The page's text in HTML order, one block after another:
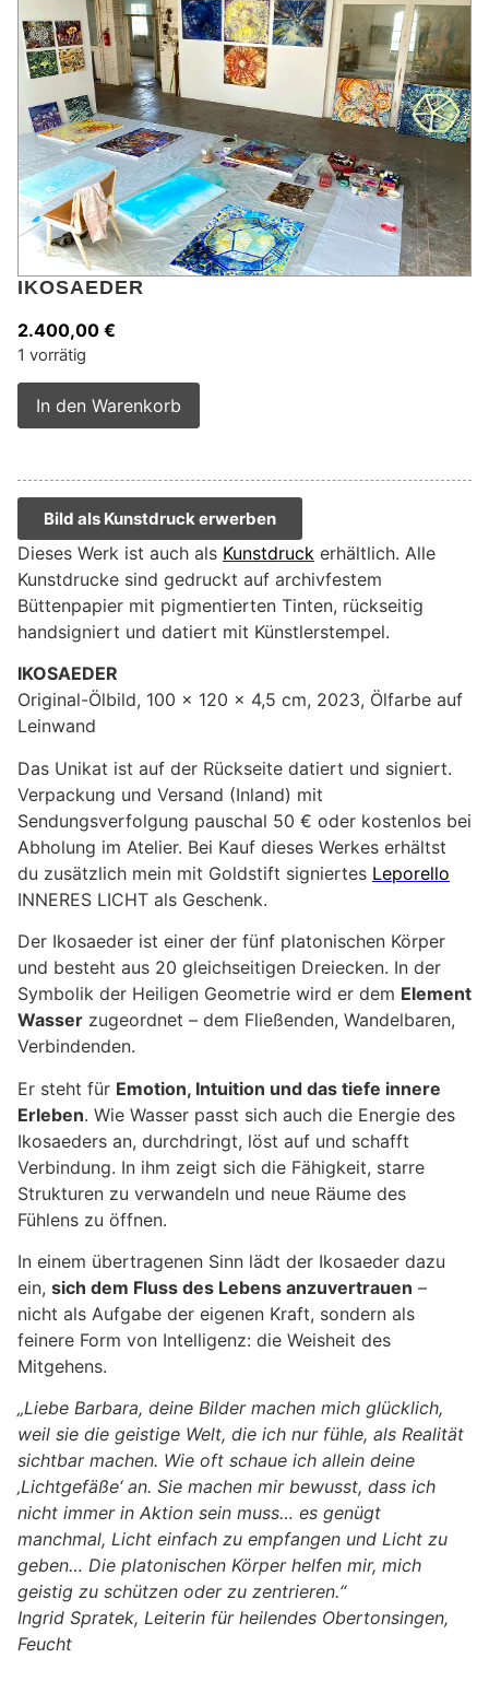
IKOSAEDER
2.400,00 €
1 vorrätig
In den Warenkorb
Bild als Kunstdruck erwerben
Dieses Werk ist auch als Kunstdruck erhältlich. Alle
Kunstdrucke sind gedruckt auf archivfestem
Büttenpapier mit pigmentierten Tinten, rückseitig
handsigniert und datiert mit Künstlerstempel.
IKOSAEDER
Original-Ölbild, 100 x 120 x 4,5 cm, 2023, Ölfarbe auf
Leinwand
Das Unikat ist auf der Rückseite datiert und signiert.
Verpackung und Versand (Inland) mit
Sendungsverfolgung pauschal 50 € oder kostenlos bei
Abholung im Atelier. Bei Kauf dieses Werkes erhältst
du zusätzlich mein mit Goldstift signiertes Leporello
INNERES LICHT als Geschenk.
Der Ikosaeder ist einer der fünf platonischen Körper
und besteht aus 20 gleichseitigen Dreiecken. In der
Symbolik der Heiligen Geometrie wird er dem Element
Wasser zugeordnet – dem Fließenden, Wandelbaren,
Verbindenden.
Er steht für Emotion, Intuition und das tiefe innere
Erleben. Wie Wasser passt sich auch die Energie des
Ikosaeders an, durchdringt, löst auf und schafft
Verbindung. In ihm zeigt sich die Fähigkeit, starre
Strukturen zu verwandeln und neue Räume des
Fühlens zu öffnen.
In einem übertragenen Sinn lädt der Ikosaeder dazu
ein, sich dem Fluss des Lebens anzuvertrauen –
nicht als Aufgabe der eigenen Kraft, sondern als
feinere Form von Intelligenz: die Weisheit des
Mitgehens.
„Liebe Barbara, deine Bilder machen mich glücklich,
weil sie die geistige Welt, die ich nur fühle, als Realität
sichtbar machen. Wie oft schaue ich allein deine
‚Lichtgefäße‘ an. Sie machen mir bewusst, dass ich
nicht immer in Aktion sein muss… es genügt
manchmal, Licht einfach zu empfangen und Licht zu
geben… Die platonischen Körper helfen mir, mich
geistig zu schützen oder zu zentrieren.“
Ingrid Spratek, Leiterin für heilendes Obertonsingen,
Feucht